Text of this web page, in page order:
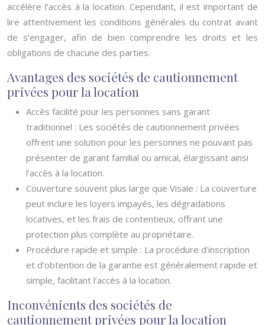
accélère l’accès à la location. Cependant, il est important de
lire attentivement les conditions générales du contrat avant
de s’engager, afin de bien comprendre les droits et les
obligations de chacune des parties.
Avantages des sociétés de cautionnement
privées pour la location
Accès facilité pour les personnes sans garant
traditionnel : Les sociétés de cautionnement privées
offrent une solution pour les personnes ne pouvant pas
présenter de garant familial ou amical, élargissant ainsi
l’accès à la location.
Couverture souvent plus large que Visale : La couverture
peut inclure les loyers impayés, les dégradations
locatives, et les frais de contentieux, offrant une
protection plus complète au propriétaire.
Procédure rapide et simple : La procédure d’inscription
et d’obtention de la garantie est généralement rapide et
simple, facilitant l’accès à la location.
Inconvénients des sociétés de
cautionnement privées pour la location